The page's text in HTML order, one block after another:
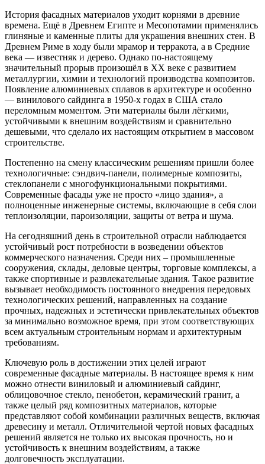
История фасадных материалов уходит корнями в древние
времена. Ещё в Древнем Египте и Месопотамии применялись
глиняные и каменные плиты для украшения внешних стен. В
Древнем Риме в ходу были мрамор и терракота, а в Средние
века — известняк и дерево. Однако по-настоящему
значительный прорыв произошёл в XX веке с развитием
металлургии, химии и технологий производства композитов.
Появление алюминиевых сплавов в архитектуре и особенно
— винилового сайдинга в 1950-х годах в США стало
переломным моментом. Эти материалы были лёгкими,
устойчивыми к внешним воздействиям и сравнительно
дешевыми, что сделало их настоящим открытием в массовом
строительстве.
Постепенно на смену классическим решениям пришли более
технологичные: сэндвич-панели, полимерные композиты,
стеклопанели с многофункциональными покрытиями.
Современные фасады уже не просто «лицо здания», а
полноценные инженерные системы, включающие в себя слои
теплоизоляции, пароизоляции, защиты от ветра и шума.
На сегодняшний день в строительной отрасли наблюдается
устойчивый рост потребности в возведении объектов
коммерческого назначения. Среди них – промышленные
сооружения, склады, деловые центры, торговые комплексы, а
также спортивные и развлекательные здания. Такое развитие
вызывает необходимость постоянного внедрения передовых
технологических решений, направленных на создание
прочных, надежных и эстетически привлекательных объектов
за минимально возможное время, при этом соответствующих
всем актуальным строительным нормам и архитектурным
требованиям.
Ключевую роль в достижении этих целей играют
современные фасадные материалы. В настоящее время к ним
можно отнести виниловый и алюминиевый сайдинг,
облицовочное стекло, пенобетон, керамический гранит, а
также целый ряд композитных материалов, которые
представляют собой комбинации различных веществ, включая
древесину и металл. Отличительной чертой новых фасадных
решений является не только их высокая прочность, но и
устойчивость к внешним воздействиям, а также
долговечность эксплуатации.